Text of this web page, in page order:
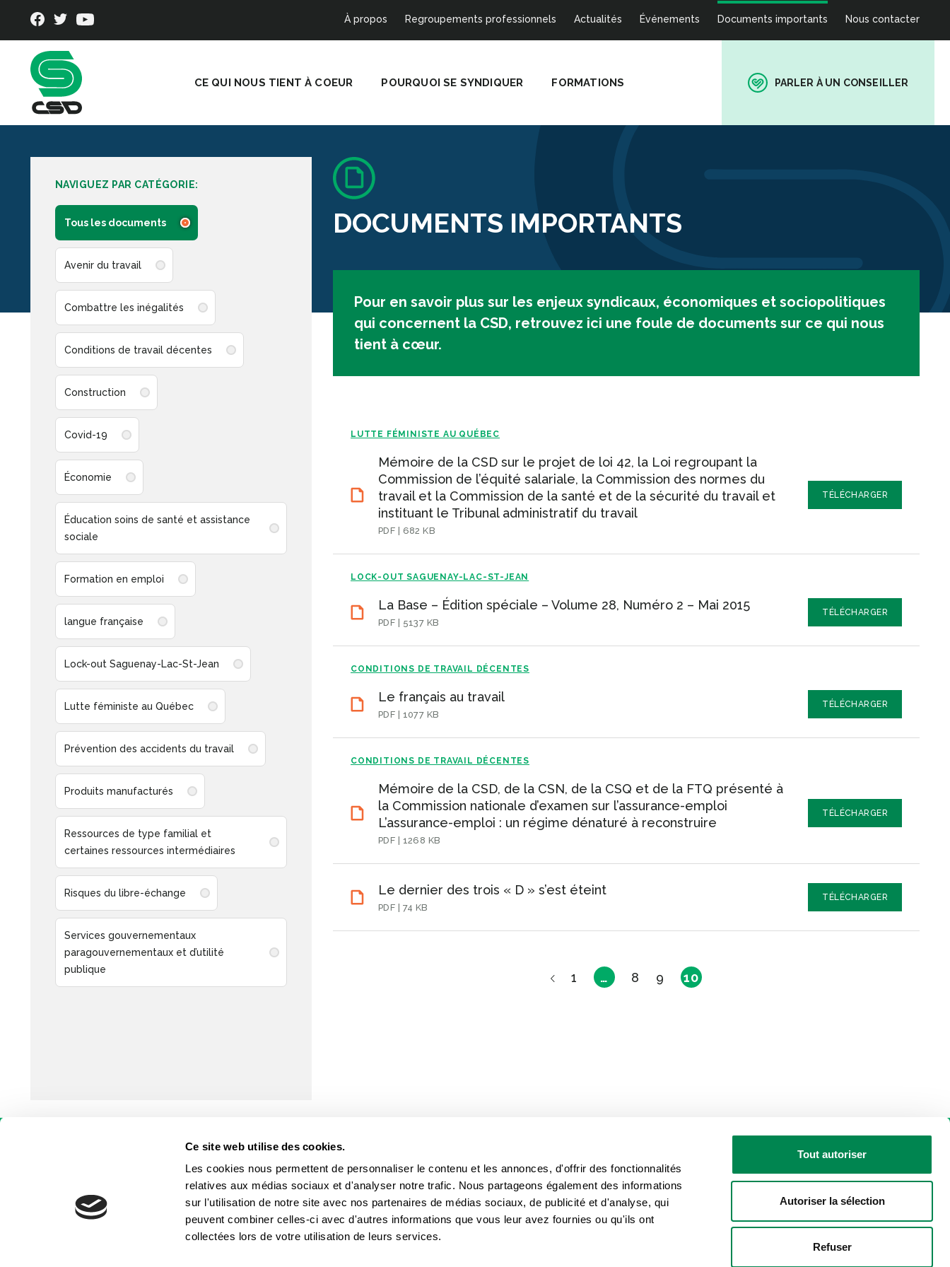
Ce site web utilise des cookies.
Les cookies nous permettent de personnaliser le contenu et les annonces, d'offrir des fonctionnalités
relatives aux médias sociaux et d'analyser notre trafic. Nous partageons également des informations
sur l'utilisation de notre site avec nos partenaires de médias sociaux, de publicité et d'analyse, qui
peuvent combiner celles-ci avec d'autres informations que vous leur avez fournies ou qu'ils ont
collectées lors de votre utilisation de leurs services.
Tout autoriser
Autoriser la sélection
Refuser
À propos Regroupements professionnels Actualités Événements Documents importants Nous contacter
CE QUI NOUS TIENT À COEUR POURQUOI SE SYNDIQUER FORMATIONS PARLER À UN CONSEILLER
NAVIGUEZ PAR CATÉGORIE:
Tous les documents
Avenir du travail
Combattre les inégalités
Conditions de travail décentes
Construction
Covid-19
Économie
Éducation soins de santé et assistance
sociale
Formation en emploi
langue française
Lock-out Saguenay-Lac-St-Jean
Lutte féministe au Québec
Prévention des accidents du travail
Produits manufacturés
Ressources de type familial et
certaines ressources intermédiaires
Risques du libre-échange
Services gouvernementaux
paragouvernementaux et d’utilité
publique
DOCUMENTS IMPORTANTS
Pour en savoir plus sur les enjeux syndicaux, économiques et sociopolitiques
qui concernent la CSD, retrouvez ici une foule de documents sur ce qui nous
tient à cœur.
LUTTE FÉMINISTE AU QUÉBEC
Mémoire de la CSD sur le projet de loi 42, la Loi regroupant la
Commission de l’équité salariale, la Commission des normes du
travail et la Commission de la santé et de la sécurité du travail et
instituant le Tribunal administratif du travail
PDF | 682 KB
TÉLÉCHARGER
LOCK-OUT SAGUENAY-LAC-ST-JEAN
La Base – Édition spéciale – Volume 28, Numéro 2 – Mai 2015
PDF | 5137 KB
TÉLÉCHARGER
CONDITIONS DE TRAVAIL DÉCENTES
Le français au travail
PDF | 1077 KB
TÉLÉCHARGER
CONDITIONS DE TRAVAIL DÉCENTES
Mémoire de la CSD, de la CSN, de la CSQ et de la FTQ présenté à
la Commission nationale d’examen sur l’assurance-emploi
L’assurance-emploi : un régime dénaturé à reconstruire
PDF | 1268 KB
TÉLÉCHARGER
Le dernier des trois « D » s’est éteint
PDF | 74 KB
TÉLÉCHARGER
1 … 8 9 10
Intéressé par les actualités de la CSD?